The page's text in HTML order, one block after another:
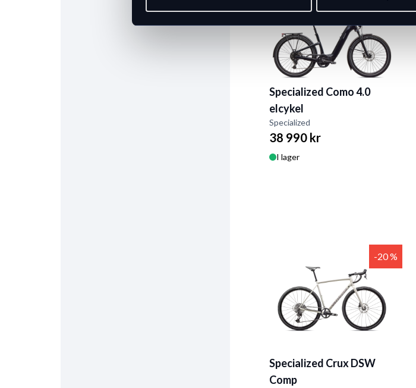
Specialized Como 4.0
elcykel
Specialized
38 990 kr
I lager
-20 %
Specialized Crux DSW
Comp